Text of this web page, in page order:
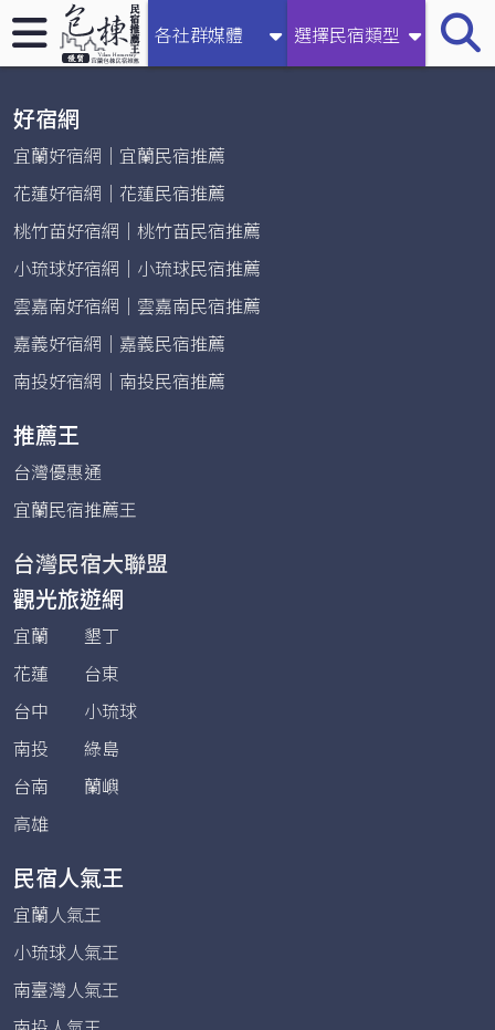
各社群媒體 選擇民宿類型
【2026宜蘭民宿推薦王】收錄礁溪、南澳、羅東等地區包棟
民宿
好宿網
宜蘭好宿網｜宜蘭民宿推薦
花蓮好宿網｜花蓮民宿推薦
桃竹苗好宿網｜桃竹苗民宿推薦
小琉球好宿網｜小琉球民宿推薦
雲嘉南好宿網｜雲嘉南民宿推薦
嘉義好宿網｜嘉義民宿推薦
南投好宿網｜南投民宿推薦
推薦王
台灣優惠通
宜蘭民宿推薦王
台灣民宿大聯盟
觀光旅遊網
宜蘭
墾丁
花蓮
台東
台中
小琉球
南投
綠島
台南
蘭嶼
高雄
民宿人氣王
宜蘭人氣王
小琉球人氣王
南臺灣人氣王